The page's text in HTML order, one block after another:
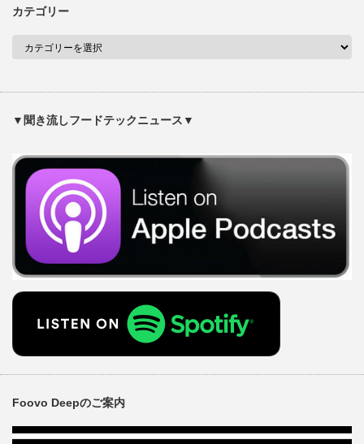
カテゴリー
▼聞き流しフードテックニュース▼
Foovo Deepのご案内